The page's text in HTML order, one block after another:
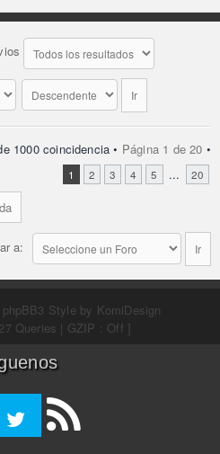
1000 coincidencia • Página 1 de20 •
1 2 3 4 5 ... 20
a:
phpBB3 Style by KomiDesign
Queries | GZIP : Off ]